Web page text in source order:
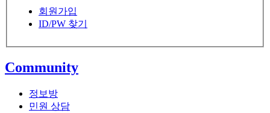
회원가입
ID/PW 찾기
Community
정보방
민원 상담